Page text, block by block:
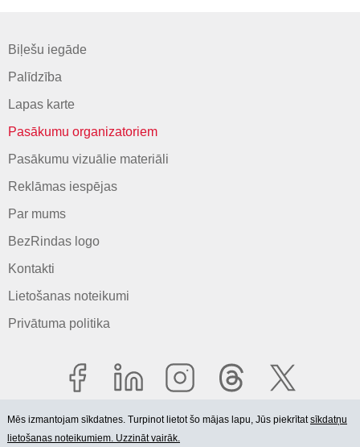
Biļešu iegāde
Palīdzība
Lapas karte
Pasākumu organizatoriem
Pasākumu vizuālie materiāli
Reklāmas iespējas
Par mums
BezRindas logo
Kontakti
Lietošanas noteikumi
Privātuma politika
Mēs izmantojam sīkdatnes. Turpinot lietot šo mājas lapu, Jūs piekrītatsīkdatņu
lietošanas noteikumiem. Uzzināt vairāk.